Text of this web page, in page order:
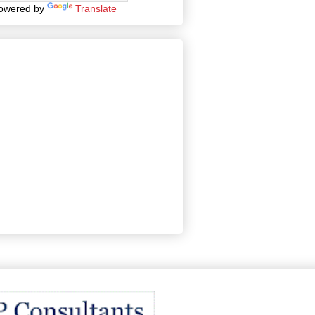
by Translate